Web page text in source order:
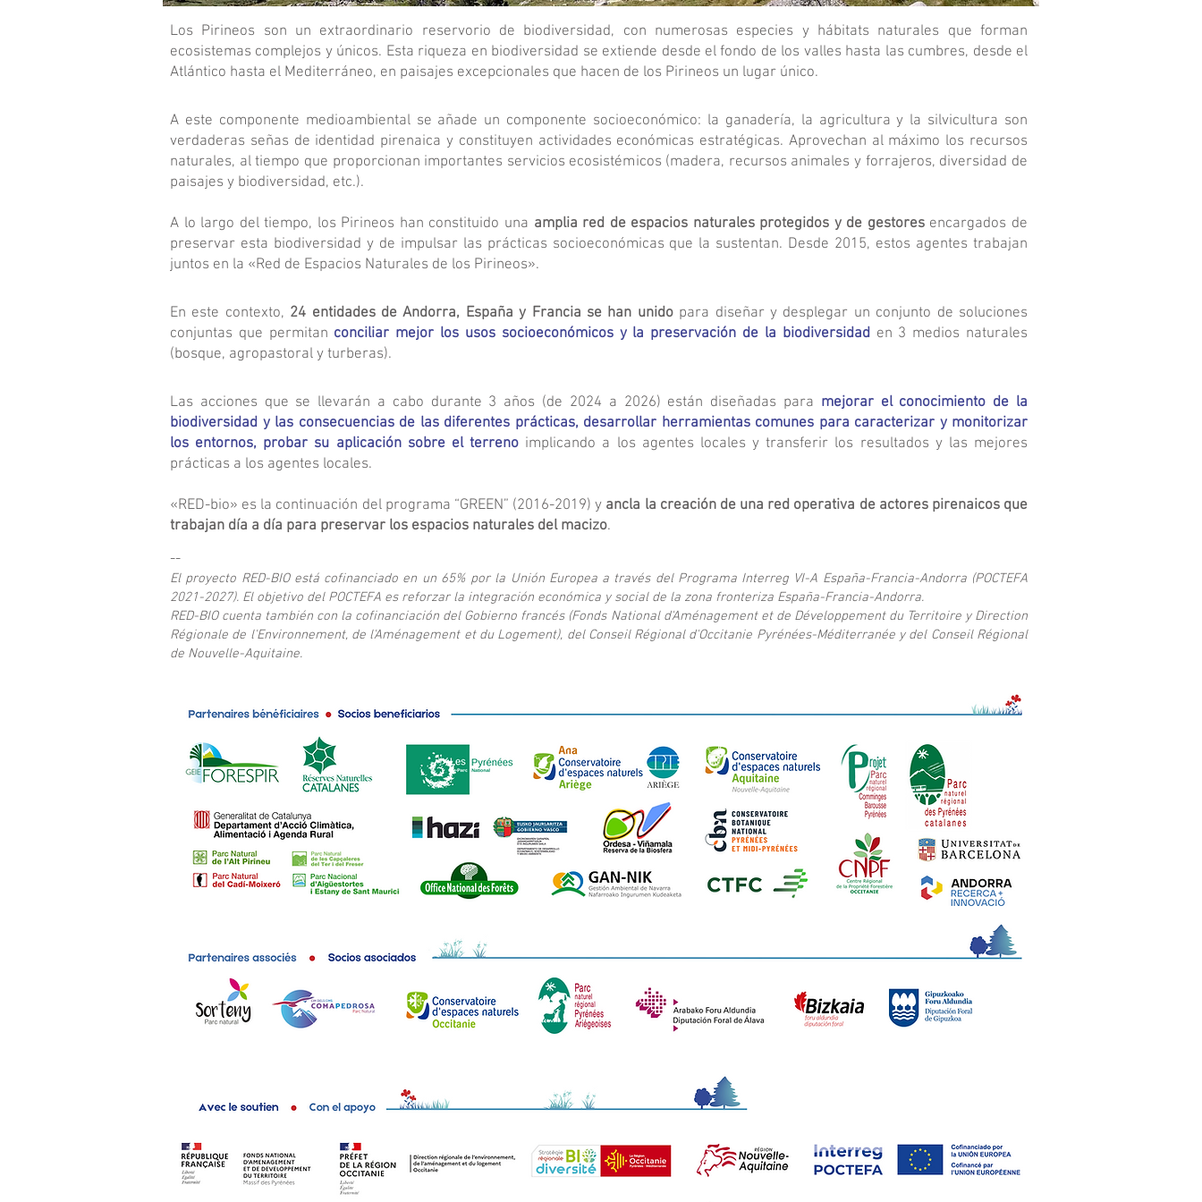
Los Pirineos son un extraordinario reservorio de biodiversidad, con numerosas especies y hábitats naturales que forman
ecosistemas complejos y únicos. Esta riqueza en biodiversidad se extiende desde el fondo de los valles hasta las cumbres, desde el
Atlántico hasta el Mediterráneo, en paisajes excepcionales que hacen de los Pirineos un lugar único.
A este componente medioambiental se añade un componente socioeconómico: la ganadería, la agricultura y la silvicultura son
verdaderas señas de identidad pirenaica y constituyen actividades económicas estratégicas. Aprovechan al máximo los recursos
naturales, al tiempo que proporcionan importantes servicios ecosistémicos (madera, recursos animales y forrajeros, diversidad de
paisajes y biodiversidad, etc.).
A lo largo del tiempo, los Pirineos han constituido una amplia red de espacios naturales protegidos y de gestoresencargados de
preservar esta biodiversidad y de impulsar las prácticas socioeconómicas que la sustentan. Desde 2015, estos agentes trabajan
juntos en la «Red de Espacios Naturales de los Pirineos».
En este contexto, 24 entidades de Andorra, España y Francia se han unidopara diseñar y desplegar un conjunto de soluciones
conjuntas que permitan conciliar mejor los usos socioeconómicos y la preservación de la biodiversidaden 3 medios naturales
(bosque, agropastoral y turberas).
Las acciones que se llevarán a cabo durante 3 años (de 2024 a 2026) están diseñadas para mejorar el conocimiento de la
biodiversidad y las consecuencias de las diferentes prácticas, desarrollar herramientas comunes para caracterizar y monitorizar
los entornos, probar su aplicación sobre el terreno implicando a los agentes locales y transferir los resultados y las mejores
prácticas a los agentes locales.
«RED-bio» es la continuación del programa “GREEN” (2016-2019) y ancla la creación de una red operativa de actores pirenaicos que
trabajan día a día para preservar los espacios naturales del macizo.
​--
El proyecto RED-BIO está cofinanciado en un 65% por la Unión Europea a través del Programa Interreg VI-A España-Francia-Andorra (POCTEFA
2021-2027). El objetivo del POCTEFA es reforzar la integración económica y social de la zona fronteriza España-Francia-Andorra.
RED-BIO cuenta también con la cofinanciación del Gobierno francés (Fonds National d'Aménagement et de Développement du Territoire y Direction
Régionale de l'Environnement, de l'Aménagement et du Logement), del Conseil Régional d'Occitanie Pyrénées-Méditerranée y del Conseil Régional
de Nouvelle-Aquitaine.